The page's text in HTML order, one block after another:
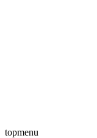
topmenu